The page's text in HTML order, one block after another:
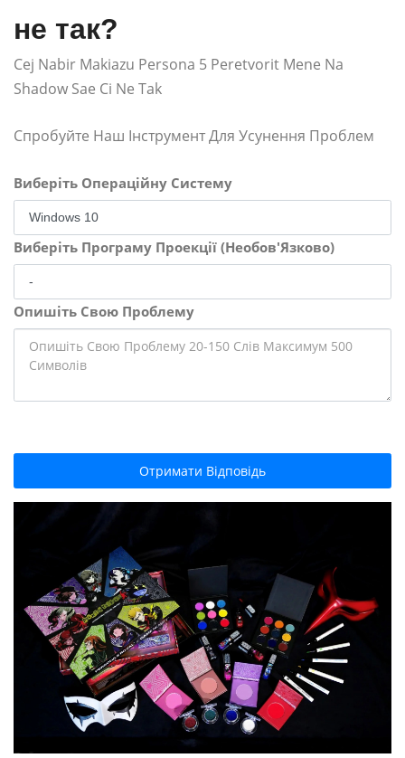
не так?
Cej Nabir Makiazu Persona 5 Peretvorit Mene Na
Shadow Sae Ci Ne Tak
Спробуйте Наш Інструмент Для Усунення Проблем
Виберіть Операційну Систему
Виберіть Програму Проекції (Необов'Язково)
Опишіть Свою Проблему
Отримати Відповідь